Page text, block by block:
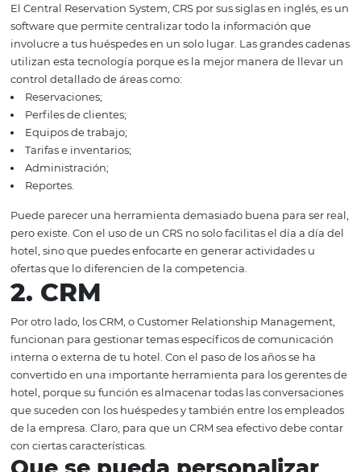
hotel se puede ver en aprietos. Por eso, es importante
utilices herramientas modernas y eficientes que te
superar los desafíos de tu trabajo. Para ayudarte a lograr
objetivo, en este artículo te hablaremos sobre 3
que te ayudarán a gestionar mejor tu hotel.
1. CRS
El Central Reservation System, CRS por sus siglas en
software que permite centralizar todo la información
utilizan esta tecnología porque es la mejor manera de
control detallado de áreas como:
Reservaciones;
Perfiles de clientes;
Equipos de trabajo;
Tarifas e inventarios;
Administración;
Reportes.
Puede parecer una herramienta demasiado buena para
pero existe. Con el uso de un CRS no solo facilitas el día
hotel, sino que puedes enfocarte en generar
ofertas que lo diferencien de la competencia.